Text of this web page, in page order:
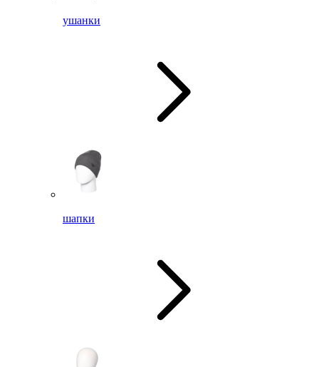
ушанки
шапки